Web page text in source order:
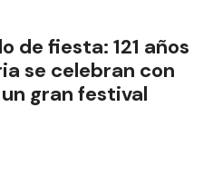
de fiesta: 121 años
se celebran con
gran festival